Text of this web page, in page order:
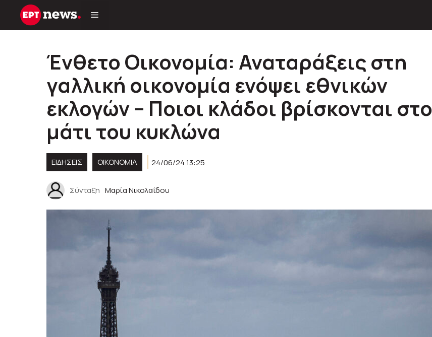
Μετάβαση
Ένθετο Οικονομία: Αναταράξεις στη
γαλλική οικονομία ενόψει εθνικών
εκλογών – Ποιοι κλάδοι βρίσκονται στο
μάτι του κυκλώνα
ΕΙΔΗΣΕΙΣ ΟΙΚΟΝΟΜΙΑ 24/06/24 13:25
Σύνταξη Μαρία Νικολαΐδου